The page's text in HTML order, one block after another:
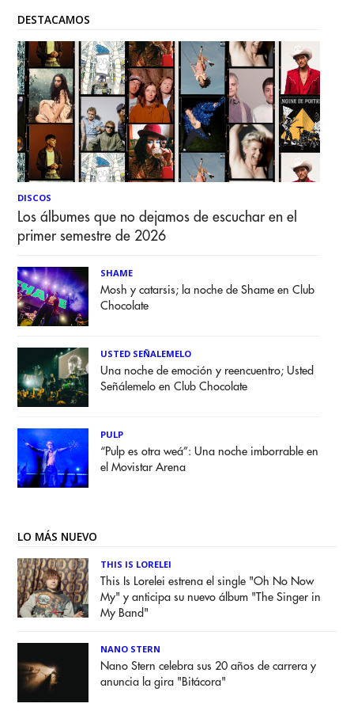
DESTACAMOS
DISCOS
Los álbumes que no dejamos de escuchar en el
primer semestre de 2026
SHAME
Mosh y catarsis; la noche de Shame en Club
Chocolate
USTED SEÑALEMELO
Una noche de emoción y reencuentro; Usted
Señálemelo en Club Chocolate
PULP
“Pulp es otra weá”: Una noche imborrable en
el Movistar Arena
LO MÁS NUEVO
THIS IS LORELEI
This Is Lorelei estrena el single "Oh No Now
My" y anticipa su nuevo álbum "The Singer in
My Band"
NANO STERN
Nano Stern celebra sus 20 años de carrera y
anuncia la gira "Bitácora"